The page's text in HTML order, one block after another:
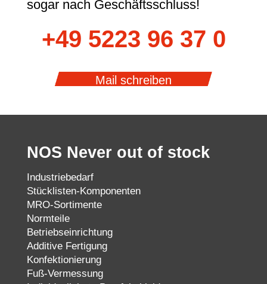
sogar nach Geschäftsschluss!
+49 5223 96 37 0
Mail schreiben
NOS Never out of stock
Industriebedarf
Stücklisten-Komponenten
MRO-Sortimente
Normteile
Betriebseinrichtung
Additive Fertigung
Konfektionierung
Fuß-Vermessung